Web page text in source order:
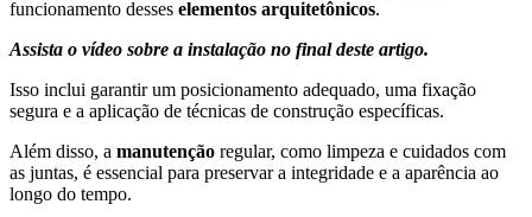
funcionamento desses elementos arquitetônicos.
Assista o vídeo sobre a instalação no final deste artigo.
Isso inclui garantir um posicionamento adequado, uma fixação
segura e a aplicação de técnicas de construção específicas.
Além disso, a manutenção regular, como limpeza e cuidados com
as juntas, é essencial para preservar a integridade e a aparência ao
longo do tempo.